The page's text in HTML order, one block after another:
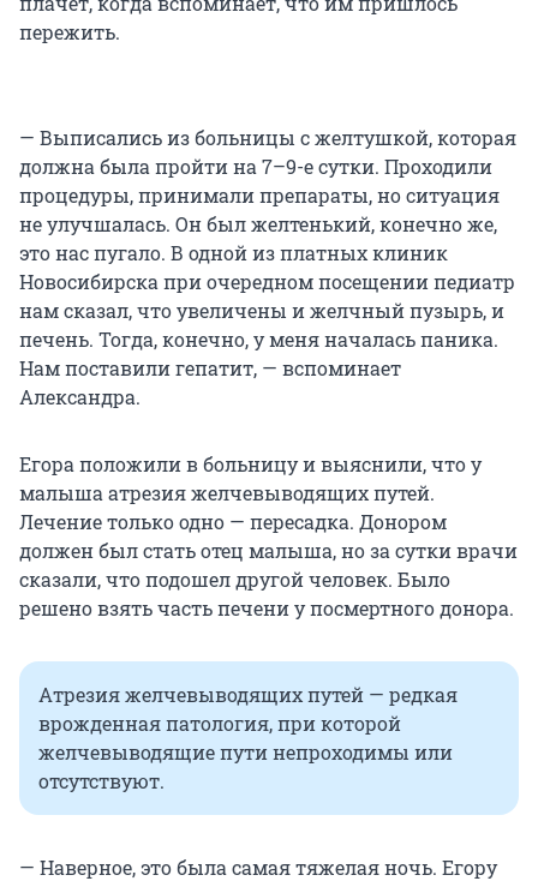
пережить.
— Выписались из больницы с желтушкой, которая
должна была пройти на 7–9-е сутки. Проходили
процедуры, принимали препараты, но ситуация
не улучшалась. Он был желтенький, конечно же,
это нас пугало. В одной из платных клиник
Новосибирска при очередном посещении педиатр
нам сказал, что увеличены и желчный пузырь, и
печень. Тогда, конечно, у меня началась паника.
Нам поставили гепатит, — вспоминает
Александра.
Егора положили в больницу и выяснили, что у
малыша атрезия желчевыводящих путей.
Лечение только одно — пересадка. Донором
должен был стать отец малыша, но за сутки врачи
сказали, что подошел другой человек. Было
решено взять часть печени у посмертного донора.
Атрезия желчевыводящих путей — редкая
врожденная патология, при которой
желчевыводящие пути непроходимы или
отсутствуют.
— Наверное, это была самая тяжелая ночь. Егору